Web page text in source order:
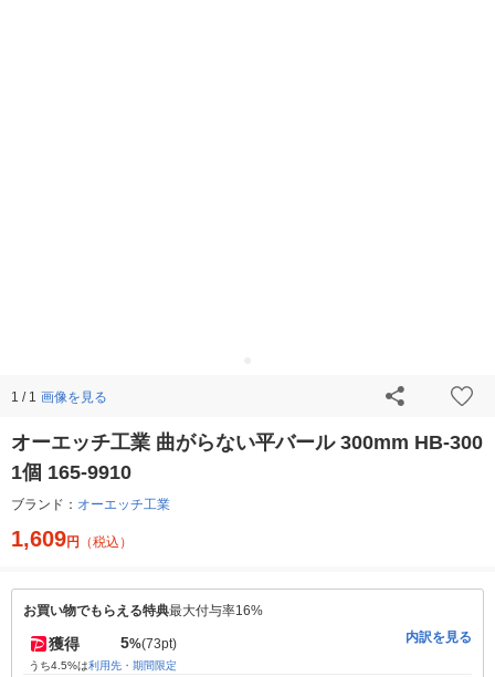
1 / 1 画像を見る
オーエッチ工業 曲がらない平バール 300mm HB-300
1個 165-9910
ブランド： オーエッチ工業
1,609円 （税込）
お買い物でもらえる特典最大付与率16%
獲得 5%(73pt)
うち4.5%は利用先・期間限定
内訳を見る